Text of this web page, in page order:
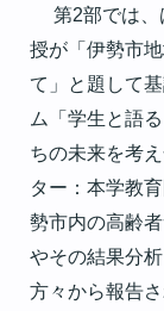
第2部では
授が「伊勢市
て」と題して
ム「学生と語
ちの未来を考
ター：本学教
勢市内の高齢
やその結果分
方々から報告